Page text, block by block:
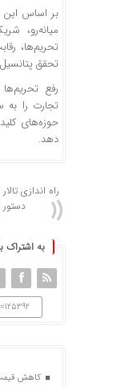
بر اساس این
میانه‌رو،
تحریم‌ها،
تحقق
رفع
تجارت را به
حوزه‌های
دهد.
راه اندازی
به اشتراک
کاهش قیمت